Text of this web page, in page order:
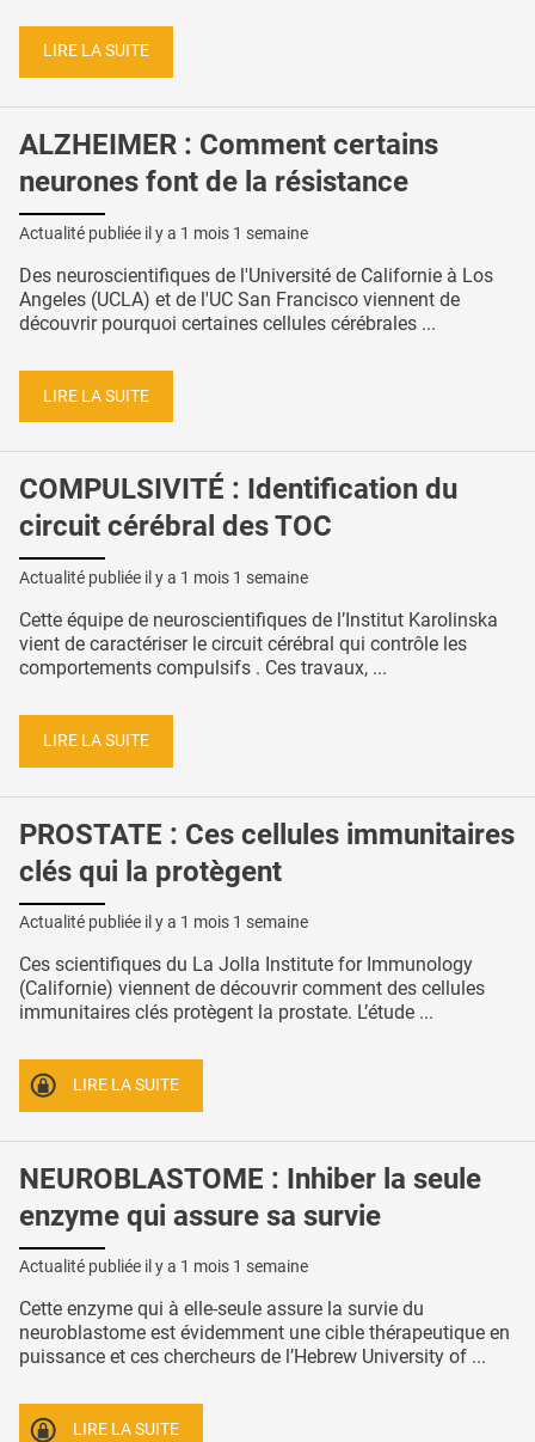
LIRE LA SUITE
ALZHEIMER : Comment certains
neurones font de la résistance
Actualité publiée il y a 1 mois 1 semaine
Des neuroscientifiques de l'Université de Californie à Los
Angeles (UCLA) et de l'UC San Francisco viennent de
découvrir pourquoi certaines cellules cérébrales ...
LIRE LA SUITE
COMPULSIVITÉ : Identification du
circuit cérébral des TOC
Actualité publiée il y a 1 mois 1 semaine
Cette équipe de neuroscientifiques de l’Institut Karolinska
vient de caractériser le circuit cérébral qui contrôle les
comportements compulsifs . Ces travaux, ...
LIRE LA SUITE
PROSTATE : Ces cellules immunitaires
clés qui la protègent
Actualité publiée il y a 1 mois 1 semaine
Ces scientifiques du La Jolla Institute for Immunology
(Californie) viennent de découvrir comment des cellules
immunitaires clés protègent la prostate. L’étude ...
LIRE LA SUITE
NEUROBLASTOME : Inhiber la seule
enzyme qui assure sa survie
Actualité publiée il y a 1 mois 1 semaine
Cette enzyme qui à elle-seule assure la survie du
neuroblastome est évidemment une cible thérapeutique en
puissance et ces chercheurs de l’Hebrew University of ...
LIRE LA SUITE